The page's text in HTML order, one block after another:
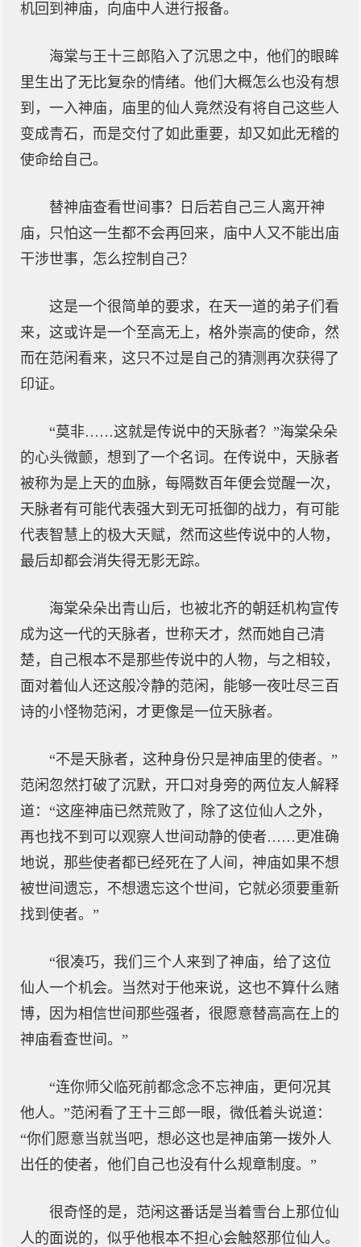
机回到神庙，向庙中人进行报备。
海棠与王十三郎陷入了沉思之中，他们的眼眸
里生出了无比复杂的情绪。他们大概怎么也没有想
到，一入神庙，庙里的仙人竟然没有将自己这些人
变成青石，而是交付了如此重要，却又如此无稽的
使命给自己。
替神庙查看世间事？日后若自己三人离开神
庙，只怕这一生都不会再回来，庙中人又不能出庙
干涉世事，怎么控制自己？
这是一个很简单的要求，在天一道的弟子们看
来，这或许是一个至高无上，格外崇高的使命，然
而在范闲看来，这只不过是自己的猜测再次获得了
印证。
“莫非……这就是传说中的天脉者？”海棠朵朵
的心头微颤，想到了一个名词。在传说中，天脉者
被称为是上天的血脉，每隔数百年便会觉醒一次，
天脉者有可能代表强大到无可抵御的战力，有可能
代表智慧上的极大天赋，然而这些传说中的人物，
最后却都会消失得无影无踪。
海棠朵朵出青山后，也被北齐的朝廷机构宣传
成为这一代的天脉者，世称天才，然而她自己清
楚，自己根本不是那些传说中的人物，与之相较，
面对着仙人还这般冷静的范闲，能够一夜吐尽三百
诗的小怪物范闲，才更像是一位天脉者。
“不是天脉者，这种身份只是神庙里的使者。”
范闲忽然打破了沉默，开口对身旁的两位友人解释
道：“这座神庙已然荒败了，除了这位仙人之外，
再也找不到可以观察人世间动静的使者……更准确
地说，那些使者都已经死在了人间，神庙如果不想
被世间遗忘，不想遗忘这个世间，它就必须要重新
找到使者。”
“很凑巧，我们三个人来到了神庙，给了这位
仙人一个机会。当然对于他来说，这也不算什么赌
博，因为相信世间那些强者，很愿意替高高在上的
神庙看查世间。”
“连你师父临死前都念念不忘神庙，更何况其
他人。”范闲看了王十三郎一眼，微低着头说道：
“你们愿意当就当吧，想必这也是神庙第一拨外人
出任的使者，他们自己也没有什么规章制度。”
很奇怪的是，范闲这番话是当着雪台上那位仙
人的面说的，似乎他根本不担心会触怒那位仙人。